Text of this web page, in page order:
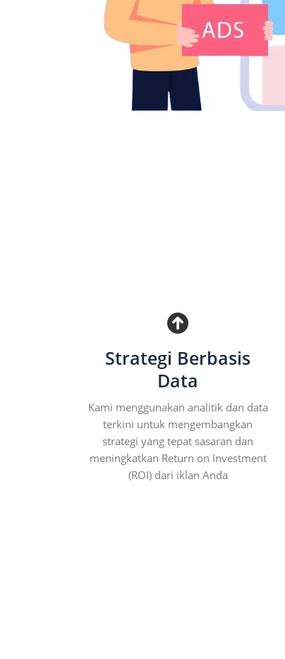
Strategi Berbasis
Data
Kami menggunakan analitik dan data
terkini untuk mengembangkan
strategi yang tepat sasaran dan
meningkatkan Return on Investment
(ROI) dari iklan Anda